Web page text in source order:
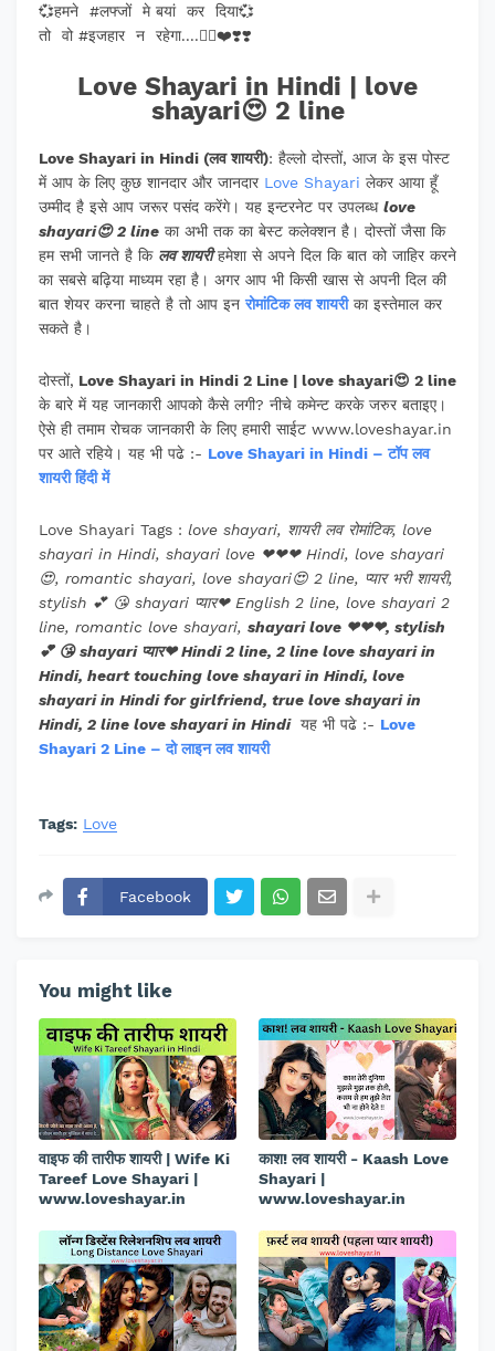
💞हमने #लफ्जों मे बयां कर दिया💞
तो वो #इजहार न रहेगा....✍🏻❤️❣️❣️
Love Shayari in Hindi | love
shayari😍 2 line
Love Shayari in Hindi (लव शायरी): हैल्लो दोस्तों, आज के इस पोस्ट
में आप के लिए कुछ शानदार और जानदार Love Shayari लेकर आया हूँ
उम्मीद है इसे आप जरूर पसंद करेंगे। यह इन्टरनेट पर उपलब्ध love
shayari😍 2 line का अभी तक का बेस्ट कलेक्शन है। दोस्तों जैसा कि
हम सभी जानते है कि लव शायरीहमेशा से अपने दिल कि बात को जाहिर करने
का सबसे बढ़िया माध्यम रहा है। अगर आप भी किसी खास से अपनी दिल की
बात शेयर करना चाहते है तो आप इनरोमांटिक लव शायरीका इस्तेमाल कर
सकते है।
दोस्तों, Love Shayari in Hindi 2 Line | love shayari😍 2 line
के बारे में यह जानकारी आपको कैसे लगी? नीचे कमेन्ट करके जरुर बताइए।
ऐसे ही तमाम रोचक जानकारी के लिए हमारी साईट www.loveshayar.in
पर आते रहिये। यह भी पढे :- Love Shayari in Hindi – टॉप लव
शायरी हिंदी में
Love Shayari Tags : love shayari, शायरी लव रोमांटिक, love
shayari in Hindi, shayari love ❤❤❤ Hindi, love shayari
😍, romantic shayari, love shayari😍 2 line, प्यार भरी शायरी,
stylish 💕 😘 shayari प्यार❤ English 2 line, love shayari 2
line, romantic love shayari, shayari love ❤❤❤, stylish
💕 😘 shayari प्यार❤ Hindi 2 line, 2 line love shayari in
Hindi, heart touching love shayari in Hindi, love
shayari in Hindi for girlfriend, true love shayari in
Hindi, 2 line love shayari in Hindi यह भी पढे :- Love
Shayari 2 Line – दो लाइन लव शायरी
Tags: Love
Facebook
You might like
वाइफ की तारीफ शायरी | Wife Ki
Tareef Love Shayari |
www.loveshayar.in
काश! लव शायरी - Kaash Love
Shayari |
www.loveshayar.in